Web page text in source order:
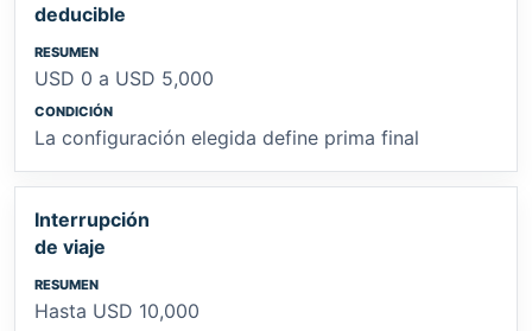
deducible
USD 0 a USD 5,000
La configuración elegida define prima final
Interrupción
de viaje
Hasta USD 10,000